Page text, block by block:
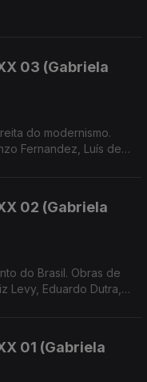
03 (Gabriela
do modernismo.
Fernandez, Luís de
02 (Gabriela
do Brasil. Obras de
Levy, Eduardo Dutra,
01 (Gabriela